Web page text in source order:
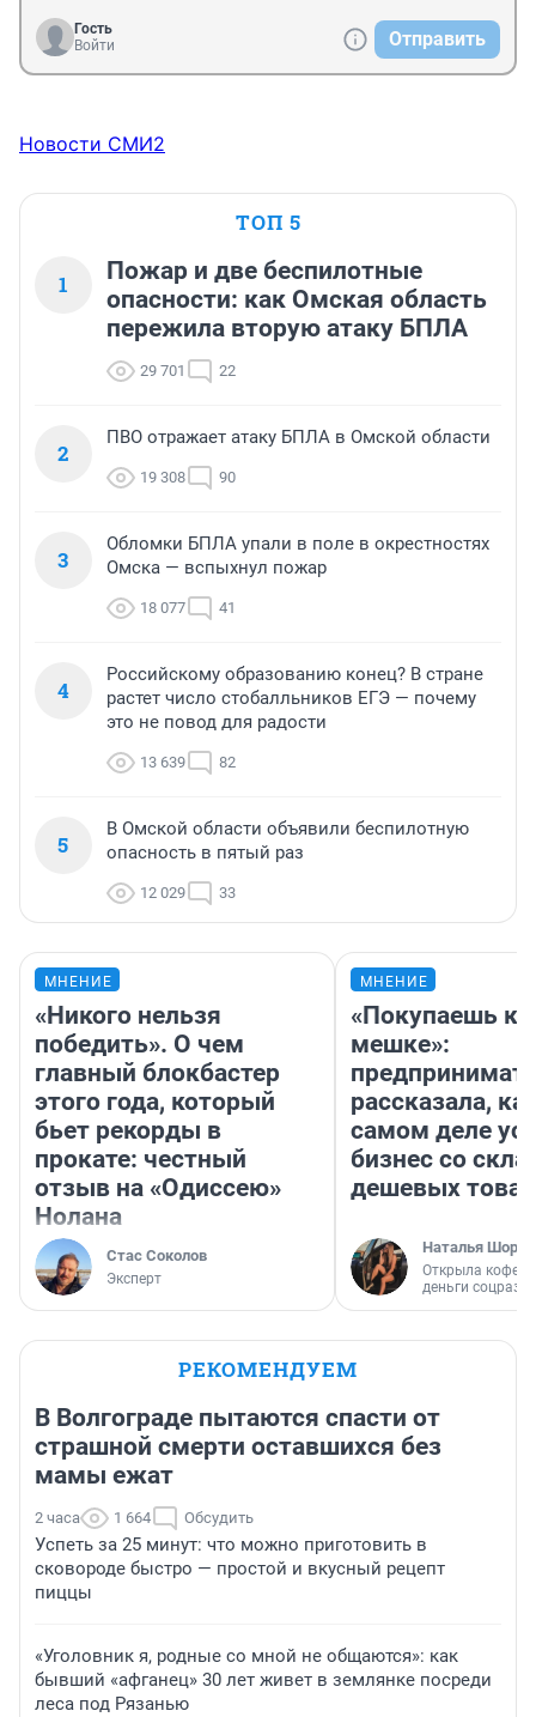
Гость
Войти
Отправить
Новости СМИ2
ТОП 5
1
Пожар и две беспилотные
опасности: как Омская область
пережила вторую атаку БПЛА
29 701 22
2
ПВО отражает атаку БПЛА в Омской области
19 308 90
3
Обломки БПЛА упали в поле в окрестностях
Омска — вспыхнул пожар
18 077 41
4
Российскому образованию конец? В стране
растет число стобалльников ЕГЭ — почему
это не повод для радости
13 639 82
5
В Омской области объявили беспилотную
опасность в пятый раз
12 029 33
МНЕНИЕ
«Никого нельзя
победить». О чем
главный блокбастер
этого года, который
бьет рекорды в
прокате: честный
отзыв на «Одиссею»
Нолана
Стас Соколов
Эксперт
МНЕНИЕ
«Покупаешь
мешке»:
рассказала,
самом деле
бизнес со
дешевых
Наталья
Открыла
деньги
РЕКОМЕНДУЕМ
В Волгограде пытаются спасти от
страшной смерти оставшихся без
мамы ежат
2 часа 1 664 Обсудить
Успеть за 25 минут: что можно приготовить в
сковороде быстро — простой и вкусный рецепт
пиццы
«Уголовник я, родные со мной не общаются»: как
бывший «афганец» 30 лет живет в землянке посреди
леса под Рязанью